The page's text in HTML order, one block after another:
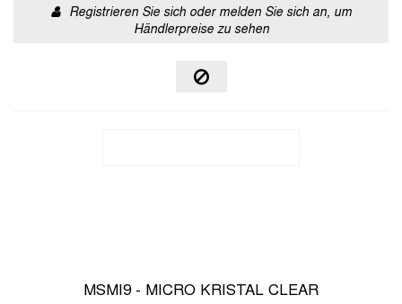
Registrieren Sie sich oder melden Sie sich an, um
Händlerpreise zu sehen
MSMI9 - MICRO KRISTAL CLEAR